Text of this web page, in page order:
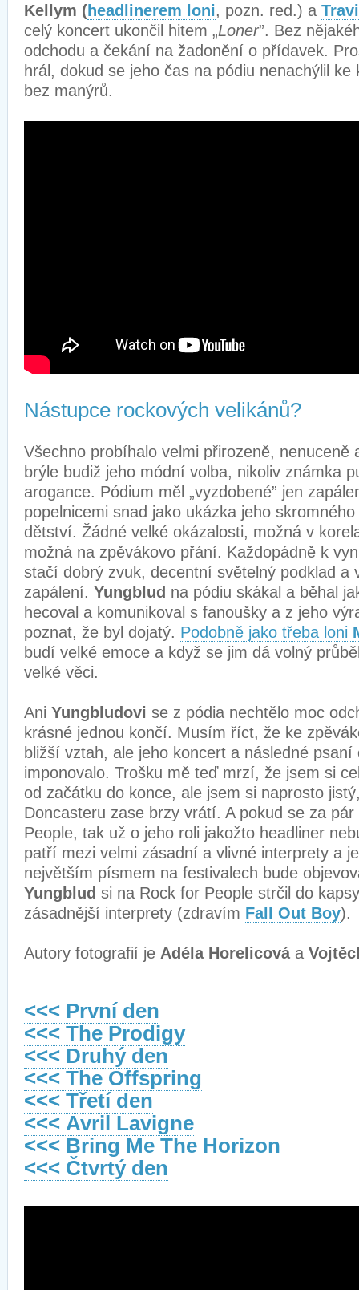
Kellym (headlinerem loni, pozn. red.) a
celý koncert ukončil hitem „Loner”. Bez
odchodu a čekání na žadonění o přídavek.
hrál, dokud se jeho čas na pódiu nenachýlil ke
bez manýrů.
Nástupce rockových velikánů?
Všechno probíhalo velmi přirozeně, nenuceně
brýle budiž jeho módní volba, nikoliv známka
arogance. Pódium měl „vyzdobené” jen
popelnicemi snad jako ukázka jeho
dětství. Žádné velké okázalosti, možná v
možná na zpěvákovo přání. Každopádně k
stačí dobrý zvuk, decentní světelný podklad a
zapálení. Yungblud na pódiu skákal a běhal
hecoval a komunikoval s fanoušky a z jeho
poznat, že byl dojatý. Podobně jako třeba loni
budí velké emoce a když se jim dá volný
velké věci.
Ani Yungbludovi se z pódia nechtělo moc
krásné jednou končí. Musím říct, že ke
bližší vztah, ale jeho koncert a následné psaní
imponovalo. Trošku mě teď mrzí, že jsem si
od začátku do konce, ale jsem si naprosto
Doncasteru zase brzy vrátí. A pokud se za
People, tak už o jeho roli jakožto headliner
patří mezi velmi zásadní a vlivné interprety a
největším písmem na festivalech bude
Yungblud si na Rock for People strčil do
zásadnější interprety (zdravím Fall Out Boy).
Autory fotografií je Adéla Horelicová a
<<< První den
<<< The Prodigy
<<< Druhý den
<<< The Offspring
<<< Třetí den
<<< Avril Lavigne
<<< Bring Me The Horizon
<<< Čtvrtý den